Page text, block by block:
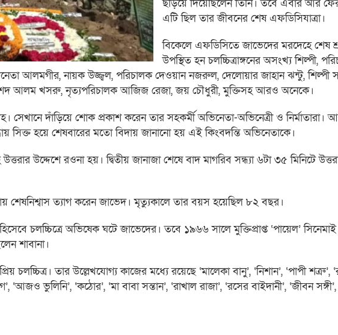
ছড়িয়ে দিয়েছিলেন তিনি। তবে এবার আর
এটি ছিল তার জীবনের শেষ এফডিসিযাত্রা।
বিকেলে এফডিসিতে জাভেদের মরদেহে শেষ
উপস্থিত হন চলচ্চিত্রাঙ্গনের অসংখ্য শিল্পী,
আলমগীর, নায়ক উজ্জ্বল, পরিচালক দেওয়ান নজরুল, দেলোয়ার জাহান ঝন্টু, শিল্পী
আলম খসরু, নৃত্যপরিচালক আজিজ রেজা, জয় চৌধুরী, মুক্তিসহ আরও অনেকে।
দাঁড়িয়ে শোক প্রকাশ করেন তার সহকর্মী অভিনেতা-অভিনেত্রী ও নির্মাতারা।
সিক্ত হয়ে শেষবারের মতো বিদায় জানানো হয় এই কিংবদন্তি অভিনেতাকে।
উদ্দেশে রওনা হয়। দ্বিতীয় জানাজা শেষে বাদ মাগরিব সন্ধ্যা ৬টা ৩৫ মিনিটে
ত্যাগ করেন জাভেদ। মৃত্যুকালে তার বয়স হয়েছিল ৮২ বছর।
চলচ্চিত্রে অভিষেক ঘটে জাভেদের। তবে ১৯৬৬ সালে মুক্তিপ্রাপ্ত ‘পায়েল’
শাবানা।
চলচ্চিত্র। তার উল্লেখযোগ্য কাজের মধ্যে রয়েছে ‘মালেকা বানু’, ‘নিশান’, ‘পাপী শত্রু’,
ভুলিনি’, ‘কঠোর’, ‘মা বাবা সন্তান’, ‘রাখাল রাজা’, ‘রসের বাইদানী’, ‘জীবন সঙ্গী’,